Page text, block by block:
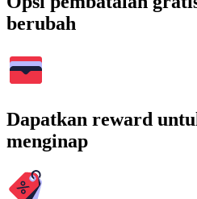
berubah
Dapatkan reward
menginap